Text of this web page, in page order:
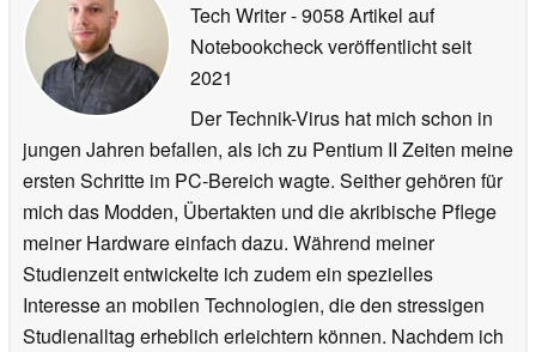
Tech Writer- 9058 Artikel auf
Notebookcheck veröffentlichtseit
2021
Der Technik-Virus hat mich schon in
jungen Jahren befallen, als ich zu Pentium II Zeiten meine
ersten Schritte im PC-Bereich wagte. Seither gehören für
mich das Modden, Übertakten und die akribische Pflege
meiner Hardware einfach dazu. Während meiner
Studienzeit entwickelte ich zudem ein spezielles
Interesse an mobilen Technologien, die den stressigen
Studienalltag erheblich erleichtern können. Nachdem ich